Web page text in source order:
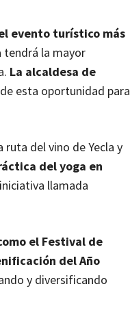
evento turístico más
tendrá la mayor
La alcaldesa de
esta oportunidad para
ruta del vino de Yecla y
del yoga en
llamada
el Festival de
del Año
y diversificando